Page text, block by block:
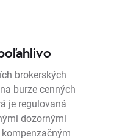
brokerských
burze cenných
je regulovaná
dozornými